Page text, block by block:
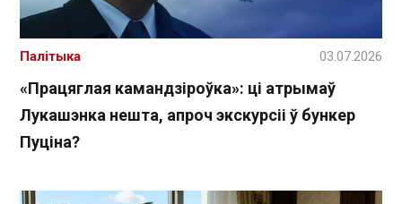
«Працяглая камандзіроўка»: ці атрымаў
Лукашэнка нешта, апроч экскурсіі ў бункер
Пуціна?
Палітыка 03.07.2026